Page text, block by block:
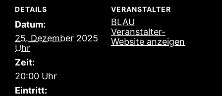
DETAILS
Datum:
25. Dezember 2025
Zeit:
20:00
Eintritt:
VERANSTALTER
BLAU
Veranstalter-
Website anzeigen